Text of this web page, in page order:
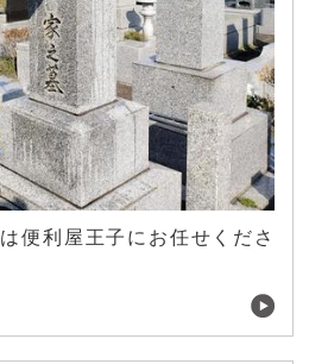
便利屋王子にお任せくださ